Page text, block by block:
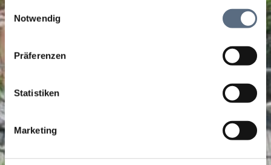
zusammen, die Sie ihnen bereitgestellt haben oder die
sie im Rahmen Ihrer Nutzung der Dienste gesammelt
Einwilligungsauswahl
Notwendig
Präferenzen
Statistiken
Marketing